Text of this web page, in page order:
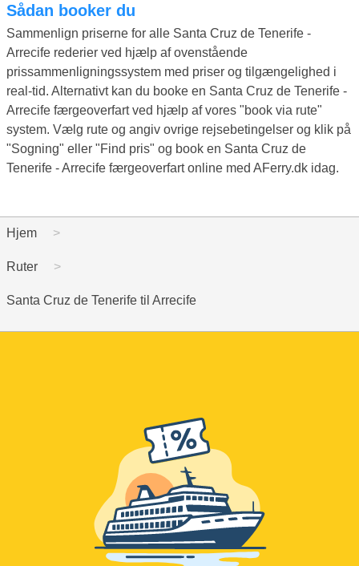
Sådan booker du
Sammenlign priserne for alle Santa Cruz de Tenerife -
Arrecife rederier ved hjælp af ovenstående
prissammenligningssystem med priser og tilgængelighed i
real-tid. Alternativt kan du booke en Santa Cruz de Tenerife -
Arrecife færgeoverfart ved hjælp af vores "book via rute"
system. Vælg rute og angiv ovrige rejsebetingelser og klik på
"Sogning" eller "Find pris" og book en Santa Cruz de
Tenerife - Arrecife færgeoverfart online med AFerry.dk idag.
Hjem
Ruter
Santa Cruz de Tenerife til Arrecife